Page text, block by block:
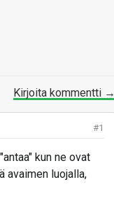
Kirjoita kommentti →
#1
kun ne ovat
avaimen luojalla,